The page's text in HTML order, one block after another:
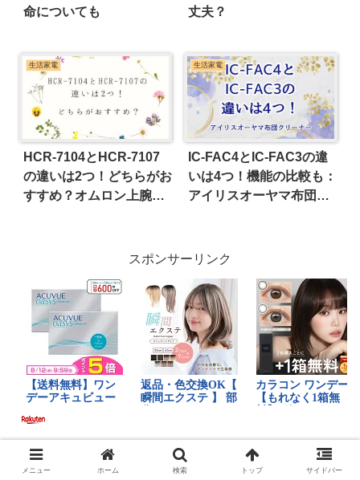
命についても
丈夫？
生活家電
HCR-7104とHCR-7107
の違いは2つ！どちらがお
すすめ？オムロン上腕式
生活家電
IC-FAC4とIC-FAC3の違
いは4つ！機能の比較も：
アイリスオーヤマ布団ク
スポンサーリンク
メニュー ホーム 検索 トップ サイドバー